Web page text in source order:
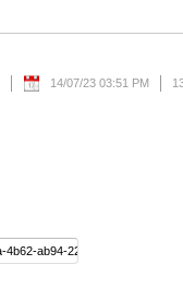
14/07/23 03:51 PM